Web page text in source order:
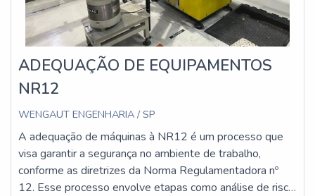
ADEQUAÇÃO DE EQUIPAMENTOS
NR12
WENGAUT ENGENHARIA / SP
A adequação de máquinas à NR12 é um processo que
visa garantir a segurança no ambiente de trabalho,
conforme as diretrizes da Norma Regulamentadora nº
12. Esse processo envolve etapas como análise de risco,